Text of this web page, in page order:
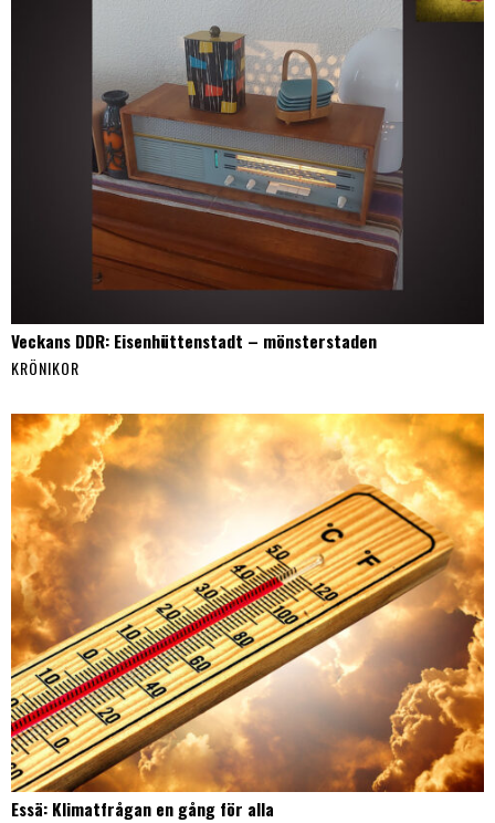
Veckans DDR: Eisenhüttenstadt – mönsterstaden
KRÖNIKOR
Essä: Klimatfrågan en gång för alla